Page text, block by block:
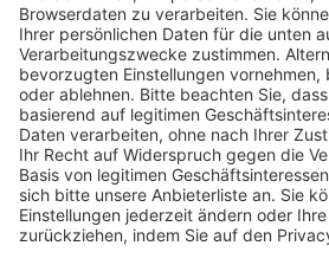
Trainerausbildung
Schulungsangebot Vereinsmitarbeiter
BFV-Geschäftsstellen
Trainerbörse
Login SpielPlus
FOLGE DEM BFV